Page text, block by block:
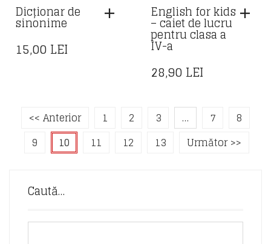
Dicționar de
sinonime
15,00 LEI
English for kids
– caiet de lucru
pentru clasa a
IV-a
28,90 LEI
<< Anterior 1 2 3 … 7
8
9
10 11 12 13 Următor >>
Caută…